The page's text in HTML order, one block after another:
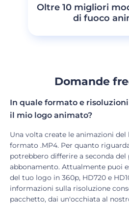
Oltre 10 migliori
di fuoco
Domande
In quale formato e
il mio logo animato?
Una volta create le animazioni
formato .MP4. Per quanto
potrebbero differire a seconda del
abbonamento. Attualmente puoi
del tuo logo in 360p, HD720 e
informazioni sulla risoluzione
pacchetto, dai un'occhiata al